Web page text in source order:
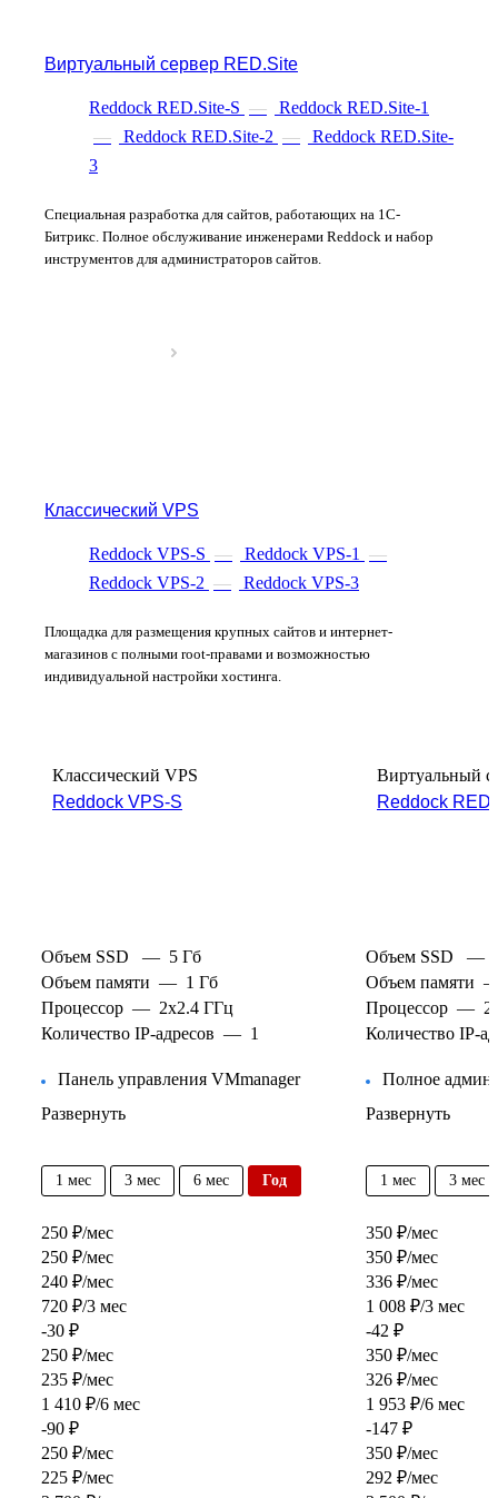
Виртуальный сервер RED.Site
Reddock RED.Site-S —
Reddock RED.Site-1
—
Reddock RED.Site-2 —
Reddock RED.Site-
3
Специальная разработка для сайтов, работающих на 1С-
Битрикс. Полное обслуживание инженерами Reddock и набор
инструментов для администраторов сайтов.
Классический VPS
Reddock VPS-S — Reddock VPS-1
—
Reddock VPS-2 — Reddock VPS-3
Площадка для размещения крупных сайтов и интернет-
магазинов с полными root-правами и возможностью
индивидуальной настройки хостинга.
Классический VPS
Reddock VPS-S
Объем SSD — 5 Гб
Объем памяти — 1 Гб
Процессор — 2x2.4 ГГц
Количество IP-адресов — 1
Панель управления VMmanager
Развернуть
1 мес 3 мес 6 мес год
250 ₽/мес
250 ₽/мес
240 ₽/мес
720 ₽/3 мес
-30 ₽
250 ₽/мес
235 ₽/мес
1 410 ₽/6 мес
-90 ₽
250 ₽/мес
225 ₽/мес
Виртуальный
Reddock
Объем SSD —
Объем памяти
Процессор —
Количество IP-
Полное
Развернуть
1 мес 3 мес
350 ₽/мес
350 ₽/мес
336 ₽/мес
1 008 ₽/3 мес
-42 ₽
350 ₽/мес
326 ₽/мес
1 953 ₽/6 мес
-147 ₽
350 ₽/мес
292 ₽/мес